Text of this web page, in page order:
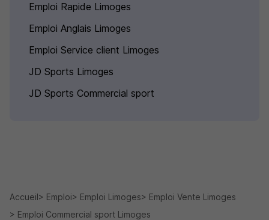
Emploi Rapide Limoges
Emploi Anglais Limoges
Emploi Service client Limoges
JD Sports Limoges
JD Sports Commercial sport
Accueil Emploi Emploi Limoges
Emploi Vente Limoges
Emploi Commercial sport Limoges